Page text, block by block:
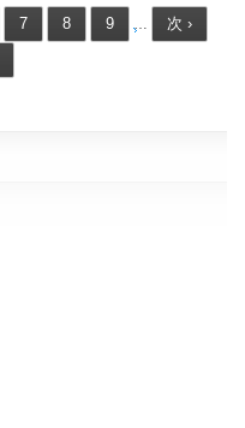
7 8 9 …
次 ›